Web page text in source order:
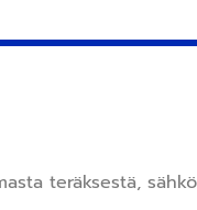
teräksestä,